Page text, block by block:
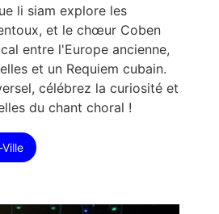
li siam explore les
et le chœur Coben
entre l'Europe ancienne,
et un Requiem cubain.
célébrez la curiosité et
du chant choral !